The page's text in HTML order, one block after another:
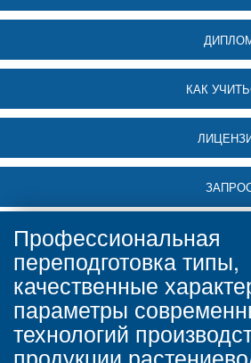
КАК
Профессиональная
переподготовка типы,
качественные
параметры
технологий